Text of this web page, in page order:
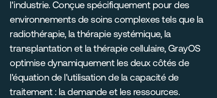
l'industrie. Conçue spécifiquement pour des
environnements de soins complexes tels que la
radiothérapie, la thérapie systémique, la
transplantation et la thérapie cellulaire, GrayOS
optimise dynamiquement les deux côtés de
l'équation de l'utilisation de la capacité de
traitement : la demande et les ressources.